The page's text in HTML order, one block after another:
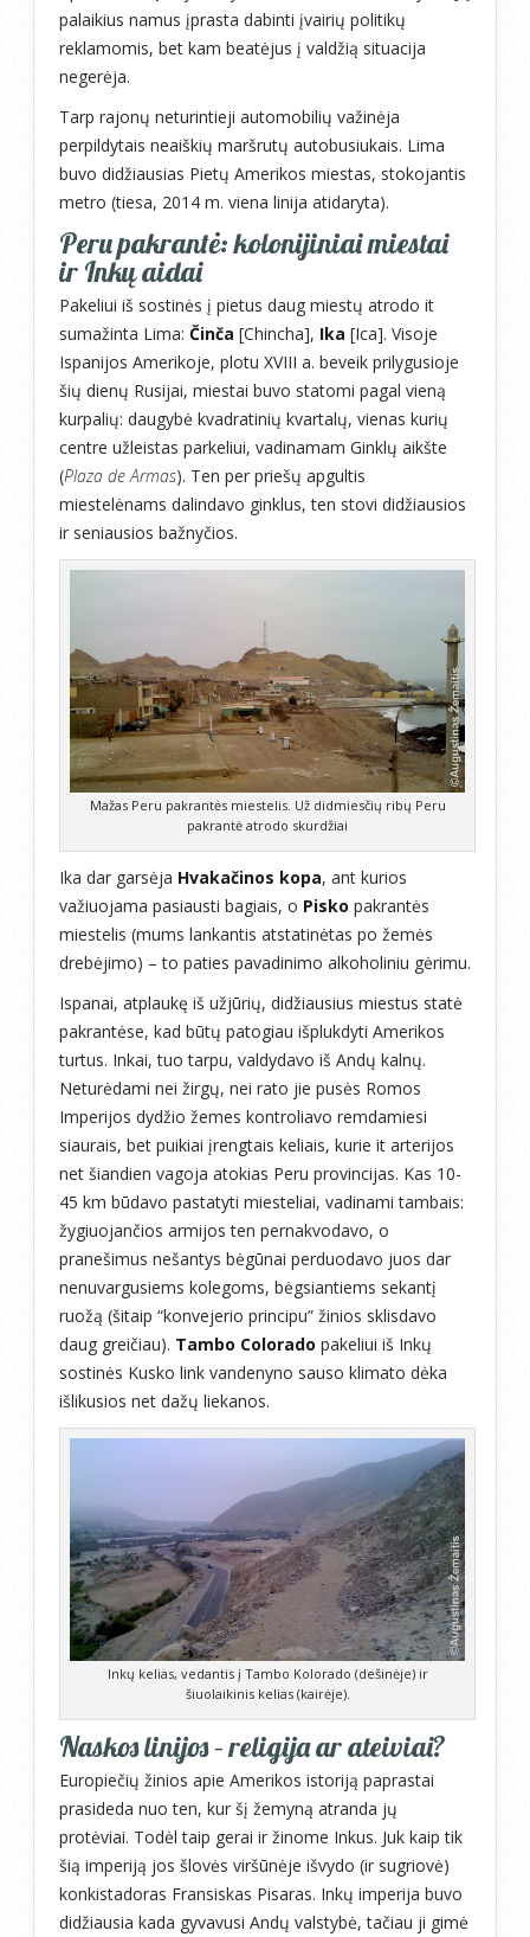
palaikius namus įprasta dabinti įvairių politikų
reklamomis, bet kam beatėjus į valdžią situacija
negerėja.
Tarp rajonų neturintieji automobilių važinėja
perpildytais neaiškių maršrutų autobusiukais. Lima
buvo didžiausias Pietų Amerikos miestas, stokojantis
metro (tiesa, 2014 m. viena linija atidaryta).
Peru pakrantė: kolonijiniai miestai
ir Inkų aidai
Pakeliui iš sostinės į pietus daug miestų atrodo it
sumažinta Lima: Činča [Chincha], Ika [Ica]. Visoje
Ispanijos Amerikoje, plotu XVIII a. beveik prilygusioje
šių dienų Rusijai, miestai buvo statomi pagal vieną
kurpalių: daugybė kvadratinių kvartalų, vienas kurių
centre užleistas parkeliui, vadinamam Ginklų aikšte
(Plaza de Armas). Ten per priešų apgultis
miestelėnams dalindavo ginklus, ten stovi didžiausios
ir seniausios bažnyčios.
Mažas Peru pakrantės miestelis. Už didmiesčių ribų Peru
pakrantė atrodo skurdžiai
Ika dar garsėja Hvakačinos kopa, ant kurios
važiuojama pasiausti bagiais, o Pisko pakrantės
miestelis (mums lankantis atstatinėtas po žemės
drebėjimo) – to paties pavadinimo alkoholiniu gėrimu.
Ispanai, atplaukę iš užjūrių, didžiausius miestus statė
pakrantėse, kad būtų patogiau išplukdyti Amerikos
turtus. Inkai, tuo tarpu, valdydavo iš Andų kalnų.
Neturėdami nei žirgų, nei rato jie pusės Romos
Imperijos dydžio žemes kontroliavo remdamiesi
siaurais, bet puikiai įrengtais keliais, kurie it arterijos
net šiandien vagoja atokias Peru provincijas. Kas 10-
45 km būdavo pastatyti miesteliai, vadinami tambais:
žygiuojančios armijos ten pernakvodavo, o
pranešimus nešantys bėgūnai perduodavo juos dar
nenuvargusiems kolegoms, bėgsiantiems sekantį
ruožą (šitaip “konvejerio principu” žinios sklisdavo
daug greičiau). Tambo Colorado pakeliui iš Inkų
sostinės Kusko link vandenyno sauso klimato dėka
išlikusios net dažų liekanos.
Inkų kelias, vedantis į Tambo Kolorado (dešinėje) ir
šiuolaikinis kelias (kairėje).
Naskos linijos – religija ar ateiviai?
Europiečių žinios apie Amerikos istoriją paprastai
prasideda nuo ten, kur šį žemyną atranda jų
protėviai. Todėl taip gerai ir žinome Inkus. Juk kaip tik
šią imperiją jos šlovės viršūnėje išvydo (ir sugriovė)
konkistadoras Fransiskas Pisaras. Inkų imperija buvo
didžiausia kada gyvavusi Andų valstybė, tačiau ji gimė